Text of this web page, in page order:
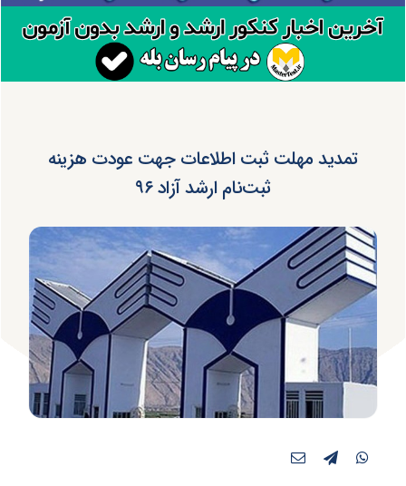
تمدید مهلت ثبت اطلاعات جهت عودت هزینه
ثبت‌نام ارشد آزاد ۹۶